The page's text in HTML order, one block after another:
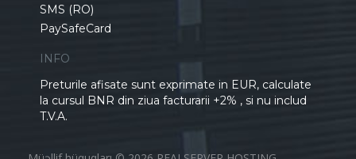
SMS (RO)
PaySafeCard
INFO
Preturile afisate sunt exprimate in EUR, calculate
la cursul BNR din ziua facturarii +2% , si nu includ
T.V.A.